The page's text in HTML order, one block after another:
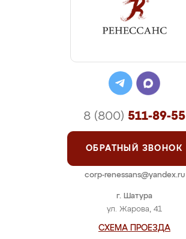
г. Шатура
ул. Жарова, 41
СХЕМА ПРОЕЗДА
8 (800) 511-89-55
ОБРАТНЫЙ ЗВОНОК
corp-renessans@yandex.ru